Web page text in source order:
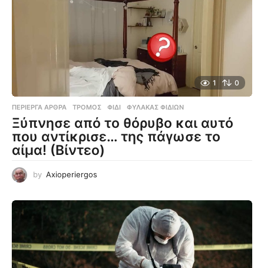
1 0
ΠΕΡΊΕΡΓΑ ΆΡΘΡΑ ΤΡΌΜΟΣ ,ΦΊΔΙ ,ΦΎΛΑΚΑΣ ΦΙΔΙΏΝ
Ξύπνησε από το θόρυβο και αυτό
που αντίκρισε… της πάγωσε το
αίμα! (Βίντεο)
by Axioperiergos